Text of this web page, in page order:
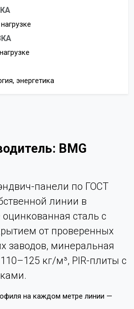
энергетика
BMG
панели по ГОСТ
линии в
сталь с
от проверенных
заводов, минеральная
кг/м³, PIR-плиты с
на каждом метре линии —